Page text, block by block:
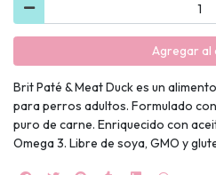
Agregar al
Brit Paté & Meat Duck es un
para perros adultos. Formulado
puro de carne. Enriquecido con
Omega 3. Libre de soya, GMO y